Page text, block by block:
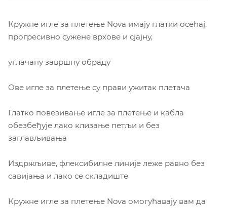
Кружне игле за плетење Nova имају глатки осећај,
прогресивно сужене врхове и сјајну,
углачану завршну обраду
Ове игле за плетење су прави ужитак плетача
Глатко повезивање игле за плетење и кабла
обезбеђује лако клизање петљи и без
заглављивања
Издржљиве, флексибилне линије леже равно без
савијања и лако се складиште
Кружне игле за плетење Nova омогућавају вам да